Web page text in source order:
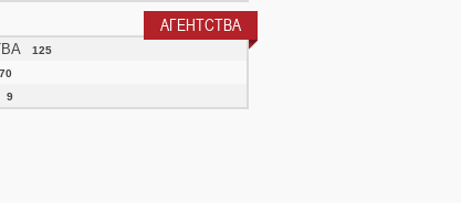
АГЕНТСТВА
125
70
9